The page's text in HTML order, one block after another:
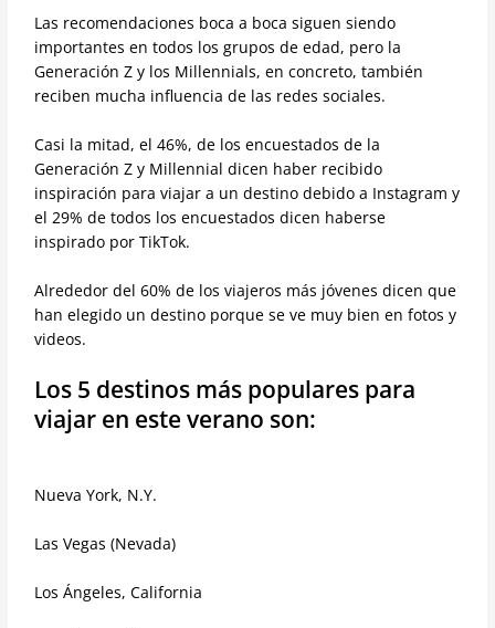
Las recomendaciones boca a boca siguen siendo
importantes en todos los grupos de edad, pero la
Generación Z y los Millennials, en concreto, también
reciben mucha influencia de las redes sociales.
Casi la mitad, el 46%, de los encuestados de la
Generación Z y Millennial dicen haber recibido
inspiración para viajar a un destino debido a Instagram y
el 29% de todos los encuestados dicen haberse
inspirado por TikTok.
Alrededor del 60% de los viajeros más jóvenes dicen que
han elegido un destino porque se ve muy bien en fotos y
videos.
Los 5 destinos más populares para
viajar en este verano son:
Nueva York, N.Y.
Las Vegas (Nevada)
Los Ángeles, California